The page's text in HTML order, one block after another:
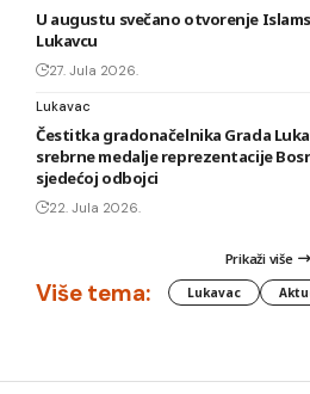
U augustu svečano otvorenje
Lukavcu
27. Jula 2026.
Lukavac
Čestitka gradonačelnika Grada
srebrne medalje reprezentacije
sjedećoj odbojci
22. Jula 2026.
Prikaži više
Više tema: Lukavac